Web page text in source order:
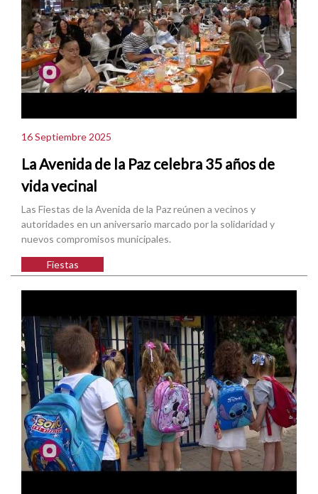
16 Septiembre 2025
La Avenida de la Paz celebra 35 años de
vida vecinal
Las Fiestas de la Avenida de la Paz reúnen a vecinos y
autoridades en un aniversario marcado por la solidaridad y
nuevos compromisos municipales.
Fiestas